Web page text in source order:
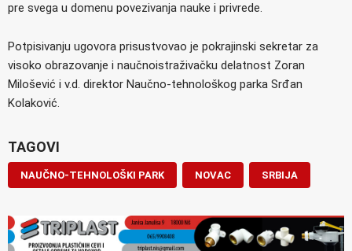
pre svega u domenu povezivanja nauke i privrede.
Potpisivanju ugovora prisustvovao je pokrajinski sekretar za
visoko obrazovanje i naučnoistraživačku delatnost Zoran
Milošević i v.d. direktor Naučno-tehnološkog parka Srđan
Kolaković.
TAGOVI
NAUČNO-TEHNOLOŠKI PARK NOVAC SRBIJA